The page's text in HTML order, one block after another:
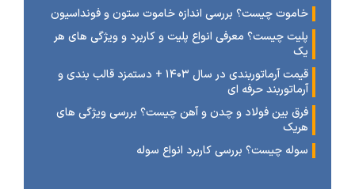
چیست؟ بررسی اندازه خاموت ستون و فونداسیون
چیست؟ معرفی انواع پلیت و کاربرد و ویژگی های هر
قیمت آرماتوربندی در سال ۱۴۰۳ + دستمزد قالب بندی و
حرفه ای
بین فولاد و چدن و آهن چیست؟ بررسی ویژگی های
چیست؟ بررسی کاربرد انواع سوله